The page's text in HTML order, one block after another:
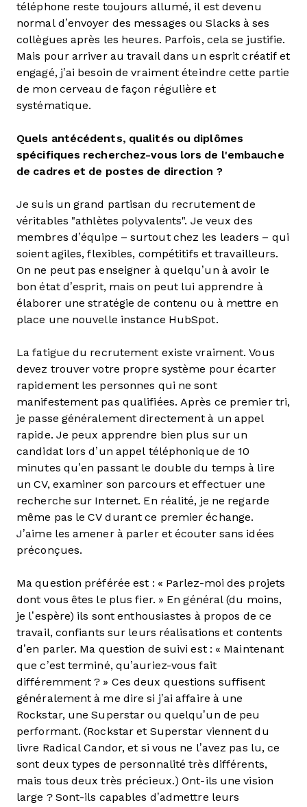
téléphone reste toujours allumé, il est devenu
normal d’envoyer des messages ou Slacks à ses
collègues après les heures. Parfois, cela se justifie.
Mais pour arriver au travail dans un esprit créatif et
engagé, j’ai besoin de vraiment éteindre cette partie
de mon cerveau de façon régulière et
systématique.
Quels antécédents, qualités ou diplômes
spécifiques recherchez-vous lors de l'embauche
de cadres et de postes de direction ?
Je suis un grand partisan du recrutement de
véritables "athlètes polyvalents". Je veux des
membres d’équipe – surtout chez les leaders – qui
soient agiles, flexibles, compétitifs et travailleurs.
On ne peut pas enseigner à quelqu’un à avoir le
bon état d’esprit, mais on peut lui apprendre à
élaborer une stratégie de contenu ou à mettre en
place une nouvelle instance HubSpot.
La fatigue du recrutement existe vraiment. Vous
devez trouver votre propre système pour écarter
rapidement les personnes qui ne sont
manifestement pas qualifiées. Après ce premier tri,
je passe généralement directement à un appel
rapide. Je peux apprendre bien plus sur un
candidat lors d’un appel téléphonique de 10
minutes qu’en passant le double du temps à lire
un CV, examiner son parcours et effectuer une
recherche sur Internet. En réalité, je ne regarde
même pas le CV durant ce premier échange.
J’aime les amener à parler et écouter sans idées
préconçues.
Ma question préférée est : « Parlez-moi des projets
dont vous êtes le plus fier. » En général (du moins,
je l’espère) ils sont enthousiastes à propos de ce
travail, confiants sur leurs réalisations et contents
d’en parler. Ma question de suivi est : « Maintenant
que c’est terminé, qu’auriez-vous fait
différemment ? » Ces deux questions suffisent
généralement à me dire si j’ai affaire à une
Rockstar, une Superstar ou quelqu’un de peu
performant. (Rockstar et Superstar viennent du
livre Radical Candor, et si vous ne l’avez pas lu, ce
sont deux types de personnalité très différents,
mais tous deux très précieux.) Ont-ils une vision
large ? Sont-ils capables d’admettre leurs